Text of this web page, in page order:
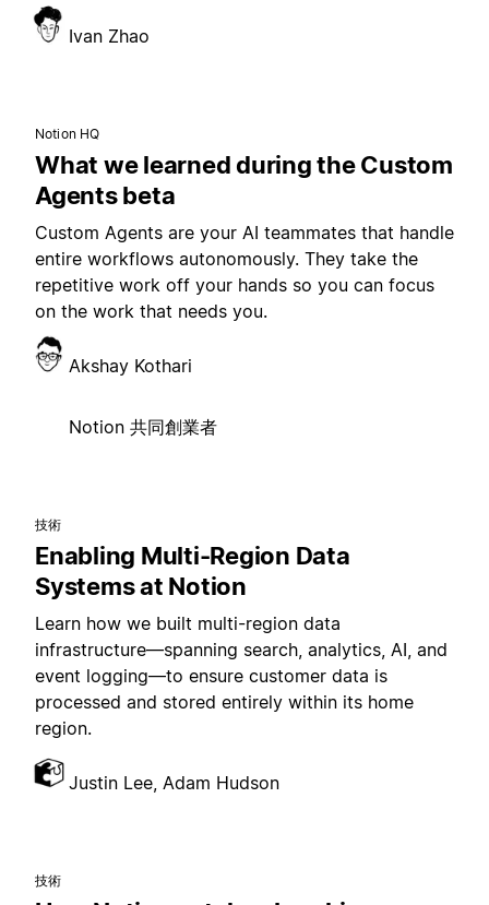
Ivan Zhao
Notion HQ
What we learned during the Custom
Agents beta
Custom Agents are your AI teammates that handle
entire workflows autonomously. They take the
repetitive work off your hands so you can focus
on the work that needs you.
Akshay Kothari
Notion 共同創業者
技術
Enabling Multi-Region Data
Systems at Notion
Learn how we built multi-region data
infrastructure—spanning search, analytics, AI, and
event logging—to ensure customer data is
processed and stored entirely within its home
region.
Justin Lee, Adam Hudson
技術